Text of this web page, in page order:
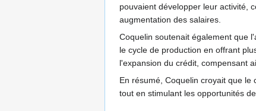
pouvaient développer leur activité,
augmentation des salaires.
Coquelin soutenait également que
le cycle de production en offrant
l'expansion du crédit, compensant
En résumé, Coquelin croyait que
tout en stimulant les opportunités